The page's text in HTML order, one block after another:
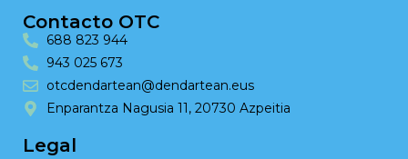
Contacto OTC
688 823 944
943 025 673
otcdendartean@dendartean.eus
Enparantza Nagusia 11, 20730 Azpeitia
Legal